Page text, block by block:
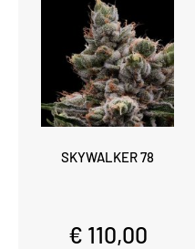
SKYWALKER 78
€ 110,00